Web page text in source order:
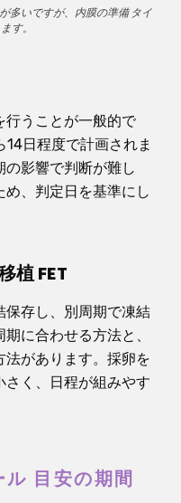
多いですが、内膜の準備 タイ
す。
行うことが一般的で
日程度で計画されま
影響で判断が難し
め、判定日を基準にし
植 FET
保存し、別周期で凍結
に合わせる方法と、
法があります。採卵を
く、日程が組みやす
目安の期間